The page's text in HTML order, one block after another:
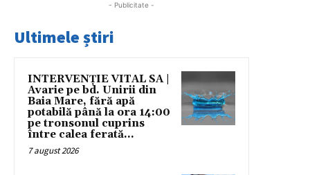
- Publicitate -
Ultimele știri
INTERVENȚIE VITAL SA |
Avarie pe bd. Unirii din
Baia Mare, fără apă
potabilă până la ora 14:00
pe tronsonul cuprins
între calea ferată...
7 august 2026